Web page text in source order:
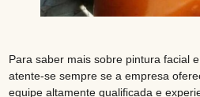
Para saber mais sobre pintura facial
atente-se sempre se a empresa
equipe altamente qualificada e